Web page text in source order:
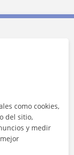
como cookies,
del sitio,
y medir